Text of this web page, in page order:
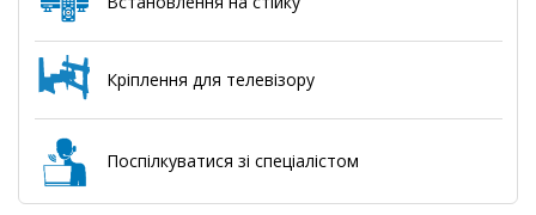
Кріплення для телевізору
Поспілкуватися зі спеціалістом